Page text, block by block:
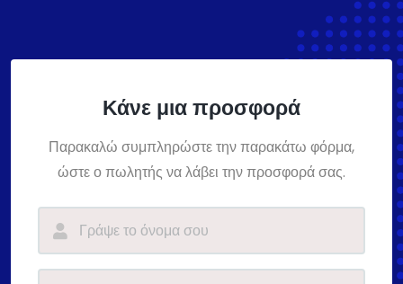
Κάνε μια προσφορά
Παρακαλώ συμπληρώστε την παρακάτω φόρμα,
ώστε ο πωλητής να λάβει την προσφορά σας.